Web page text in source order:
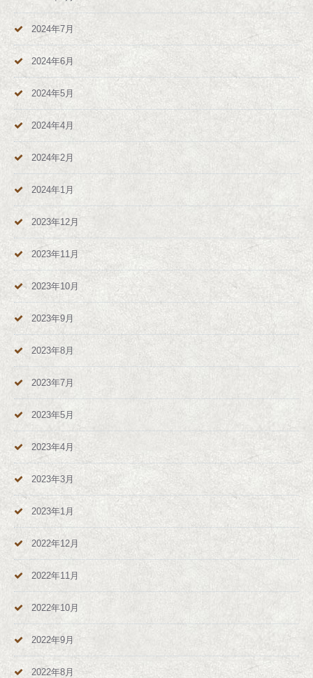
2024年7月
2024年6月
2024年5月
2024年4月
2024年2月
2024年1月
2023年12月
2023年11月
2023年10月
2023年9月
2023年8月
2023年7月
2023年5月
2023年4月
2023年3月
2023年1月
2022年12月
2022年11月
2022年10月
2022年9月
2022年8月